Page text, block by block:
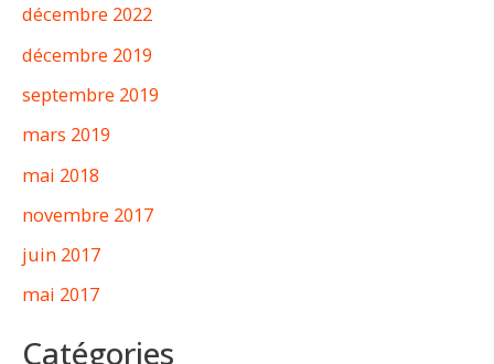
décembre 2022
décembre 2019
septembre 2019
mars 2019
mai 2018
novembre 2017
juin 2017
mai 2017
Catégories